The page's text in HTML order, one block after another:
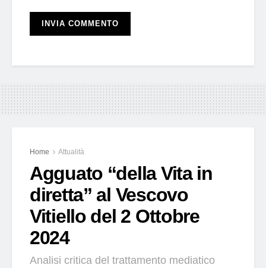
Home Attualità
Agguato “della Vita in
diretta” al Vescovo
Vitiello del 2 Ottobre
2024
Analisi critica del trattamento mediatico